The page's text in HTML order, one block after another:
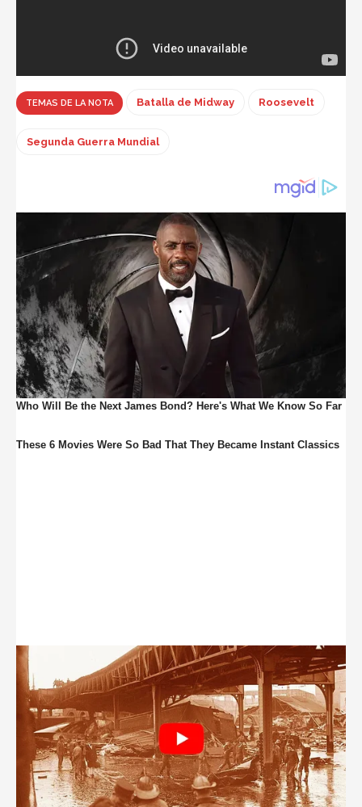
TEMAS DE LA NOTA Batalla de Midway Roosevelt
Segunda Guerra Mundial